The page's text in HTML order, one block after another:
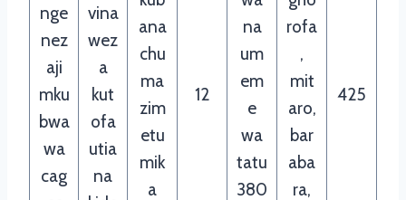
nge
nez
aji
mku
bwa
wa
cag
vina
wez
a
kut
ofa
utia
na
ana
chu
ma
zim
etu
mik
a
12
na
um
em
e
wa
tatu
380
rofa
,
mit
aro,
bar
aba
ra,
425